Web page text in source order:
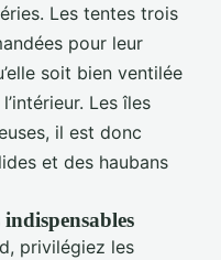
Les tentes trois
pour leur
soit bien ventilée
Les îles
il est donc
et des haubans
indispensables
privilégiez les